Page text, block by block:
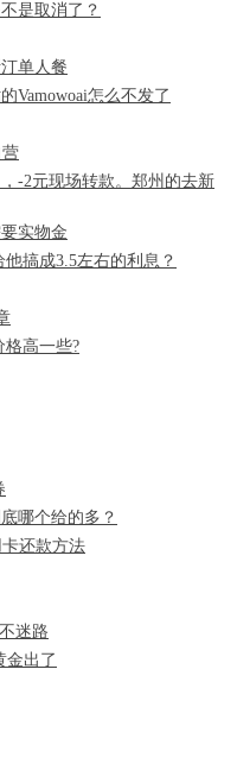
是取消了？
单人餐
Vamowoai怎么不发了
-2元现场转款。郑州的去新
实物金
搞成3.5左右的利息？
格高一些?
哪个给的多？
还款方法
迷路
金出了